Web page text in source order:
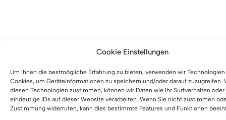
Cookie Einstellungen
Um Ihnen die bestmögliche Erfahrung zu bieten, verwenden wir
Cookies, um Geräteinformationen zu speichern und/oder darauf zuzugreifen.
diesen Technologien zustimmen, können wir Daten wie Ihr Surfverhalten oder
eindeutige IDs auf dieser Website verarbeiten. Wenn Sie nicht zustimmen
Zustimmung widerrufen, kann dies bestimmte Features und Funktionen